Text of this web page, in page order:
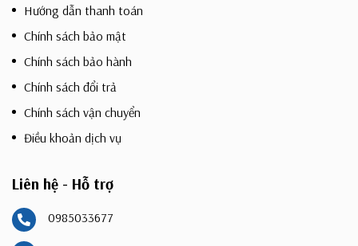
Hướng dẫn thanh toán
Chính sách bảo mật
Chính sách bảo hành
Chính sách đổi trả
Chính sách vận chuyển
Điều khoản dịch vụ
Liên hệ - Hỗ trợ
0985033677